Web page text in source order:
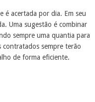
é acertada por dia. Em seu
Uma sugestão é combinar
sempre uma quantia para
sempre terão
de forma eficiente.